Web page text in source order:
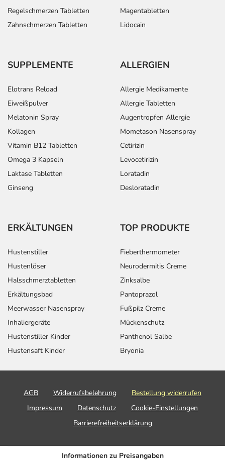
Regelschmerzen Tabletten
Zahnschmerzen Tabletten
Magentabletten
Lidocain
SUPPLEMENTE
Elotrans Reload
Eiweißpulver
Melatonin Spray
Kollagen
Vitamin B12 Tabletten
Omega 3 Kapseln
Laktase Tabletten
Ginseng
ALLERGIEN
Allergie Medikamente
Allergie Tabletten
Augentropfen Allergie
Mometason Nasenspray
Cetirizin
Levocetirizin
Loratadin
Desloratadin
ERKÄLTUNGEN
Hustenstiller
Hustenlöser
Halsschmerztabletten
Erkältungsbad
Meerwasser Nasenspray
Inhaliergeräte
Hustenstiller Kinder
Hustensaft Kinder
TOP PRODUKTE
Fieberthermometer
Neurodermitis Creme
Zinksalbe
Pantoprazol
Fußpilz Creme
Mückenschutz
Panthenol Salbe
Bryonia
AGB Widerrufsbelehrung
Bestellung widerrufen
Impressum
Datenschutz
Cookie-Einstellungen
Barrierefreiheitserklärung
Informationen zu Preisangaben